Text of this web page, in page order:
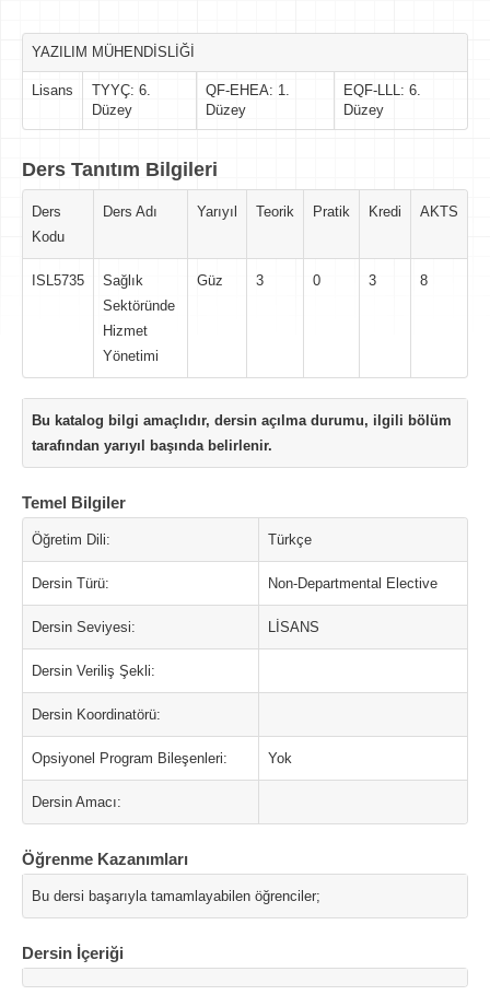
YAZILIM MÜHENDİSLİĞİ
Lisans
TYYÇ: 6.
Düzey
QF-EHEA: 1.
Düzey
EQF-LLL: 6.
Düzey
Ders Tanıtım Bilgileri
Ders
Kodu
Ders Adı Yarıyıl Teorik Pratik Kredi AKTS
ISL5735
Sağlık
Sektöründe
Hizmet
Yönetimi
Güz 3 0 3 8
Bu katalog bilgi amaçlıdır, dersin açılma durumu, ilgili bölüm
tarafından yarıyıl başında belirlenir.
Temel Bilgiler
Öğretim Dili: Türkçe
Dersin Türü: Non-Departmental Elective
Dersin Seviyesi: LİSANS
Dersin Veriliş Şekli:
Dersin Koordinatörü:
Opsiyonel Program Bileşenleri: Yok
Dersin Amacı:
Öğrenme Kazanımları
Bu dersi başarıyla tamamlayabilen öğrenciler;
Dersin İçeriği